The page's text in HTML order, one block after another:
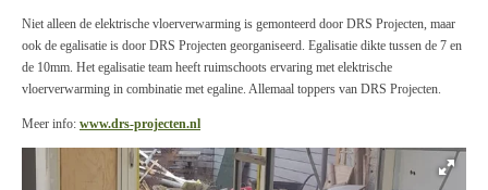
Niet alleen de elektrische vloerverwarming is gemonteerd door DRS Projecten, maar
ook de egalisatie is door DRS Projecten georganiseerd. Egalisatie dikte tussen de 7 en
de 10mm. Het egalisatie team heeft ruimschoots ervaring met elektrische
vloerverwarming in combinatie met egaline. Allemaal toppers van DRS Projecten.
Meer info: www.drs-projecten.nl